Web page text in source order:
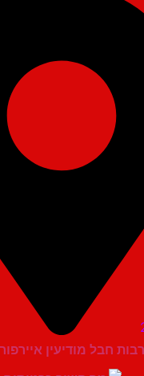
מודיעין איירפורט סיטי